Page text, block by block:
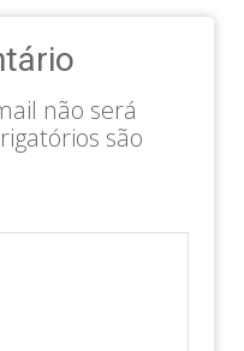
não será
são